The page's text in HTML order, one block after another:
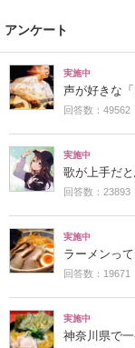
アンケート
実施中
声が好きな
回答数：49562
実施中
歌が上手だ
回答数：23893
実施中
ラーメンっ
回答数：19671
実施中
神奈川県で